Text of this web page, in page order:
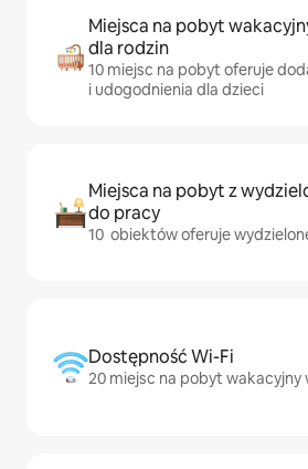
Miejsca na pobyt
dla rodzin
10 miejsc na pobyt oferuje
i udogodnienia dla dzieci
Miejsca na pobyt z
do pracy
10 obiektów oferuje
Dostępność Wi-Fi
20 miejsc na pobyt wakacyjny